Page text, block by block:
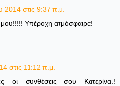
2014 στις 9:37 π.μ.
μου!!!!! Υπέροχη ατμόσφαιρα!
στις 11:12 π.μ.
οι συνθέσεις σου Κατερίνα.!